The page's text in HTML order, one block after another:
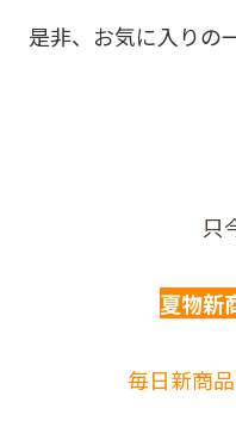
是非、お気に入りの
只
夏物新
毎日新商